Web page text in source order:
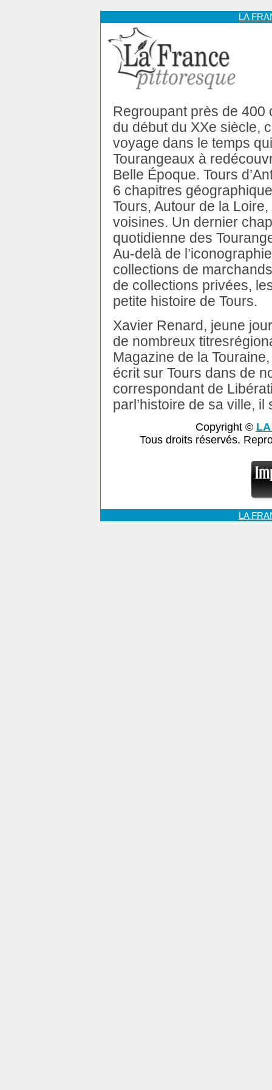
LA
Regroupant près de 400
du début du XXe siècle,
voyage dans le temps
Tourangeaux à
Belle Époque. Tours
6 chapitres
Tours, Autour de la
voisines. Un dernier
quotidienne des
Au-delà de
collections de
de collections privées,
petite histoire de Tours.
Xavier Renard, jeune
de nombreux
Magazine de la
écrit sur Tours dans de
correspondant de
parl’histoire de sa ville,
Copyright ©
Tous droits réservés.
LA